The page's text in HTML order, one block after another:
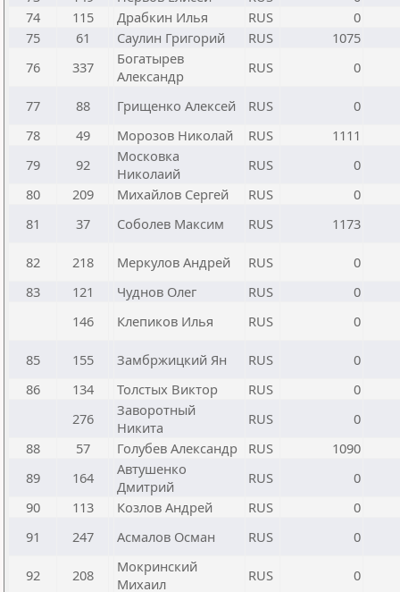
74
115 Драбкин Илья RUS
0
75
61 Саулин Григорий RUS
1075
76
337
Богатырев
Александр
RUS 0
77 88 Грищенко Алексей RUS
0
78
49 Морозов Николай RUS
1111
79
92
Московка
Николаий
RUS
0
80
209 Михайлов Сергей RUS
0
81
37 Соболев Максим RUS 1173
82 218 Меркулов Андрей RUS
0
83
121 Чуднов Олег RUS
0
146
Клепиков Илья RUS 0
85 155 Замбржицкий Ян RUS
0
86
134 Толстых Виктор RUS
0
276
Заворотный
Никита
RUS
0
88
57 Голубев Александр RUS
1090
89
164
Автушенко
Дмитрий
RUS
0
90
113 Козлов Андрей RUS
0
91
247 Асмалов Осман RUS 0
92 208
Мокринский
Михаил
RUS
0